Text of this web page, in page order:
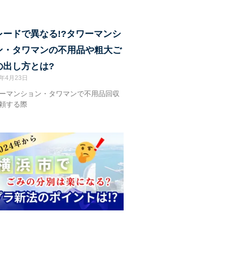
ードで異なる!?タワーマンシ
・タワマンの不用品や粗大ご
出し方とは?
4月23日
マンション・タワマンで不用品回収
する際